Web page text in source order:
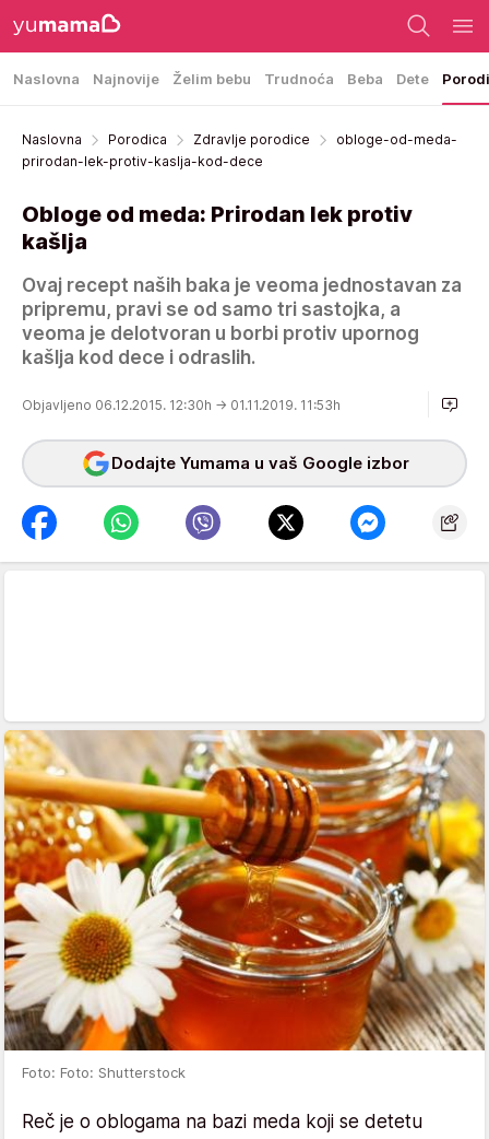
Naslovna Najnovije Želim bebu Trudnoća Beba Dete
Naslovna Porodica Zdravlje porodice
obloge-od-meda-
prirodan-lek-protiv-kaslja-kod-dece
Obloge od meda: Prirodan lek protiv
kašlja
Ovaj recept naših baka je veoma jednostavan za
pripremu, pravi se od samo tri sastojka, a
veoma je delotvoran u borbi protiv upornog
kašlja kod dece i odraslih.
Objavljeno 06.12.2015. 12:30h → 01.11.2019. 11:53h
Dodajte Yumama u vaš Google izbor
Foto: Foto: Shutterstock
Reč je o oblogama na bazi meda koji se detetu